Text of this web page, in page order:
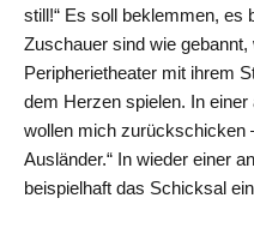
still!“ Es soll beklemmen, es
Zuschauer sind wie
Peripherietheater mit ihrem
dem Herzen spielen. In
wollen mich zurückschicken
Ausländer.“ In wieder einer
beispielhaft das Schicksal